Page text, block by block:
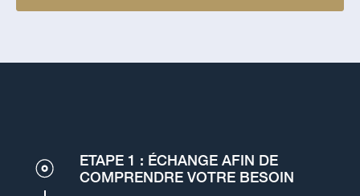
ETAPE 1 : ÉCHANGE AFIN DE
COMPRENDRE VOTRE BESOIN